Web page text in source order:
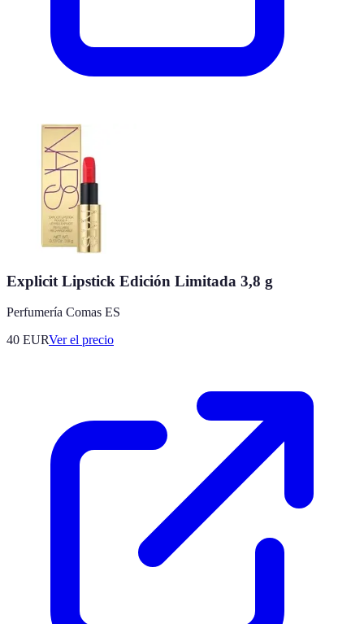
Explicit Lipstick Edición Limitada 3,8 g
Perfumería Comas ES
40 EURVer el precio